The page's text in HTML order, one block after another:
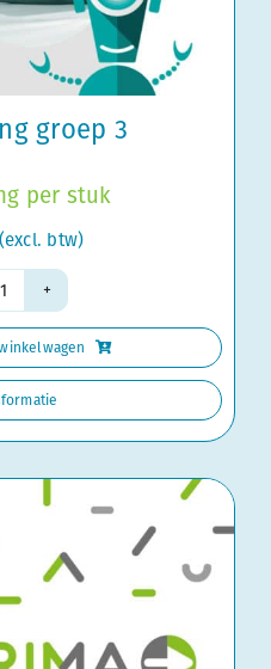
groep 3
per stuk
(excl. btw)
Handleiding
groep